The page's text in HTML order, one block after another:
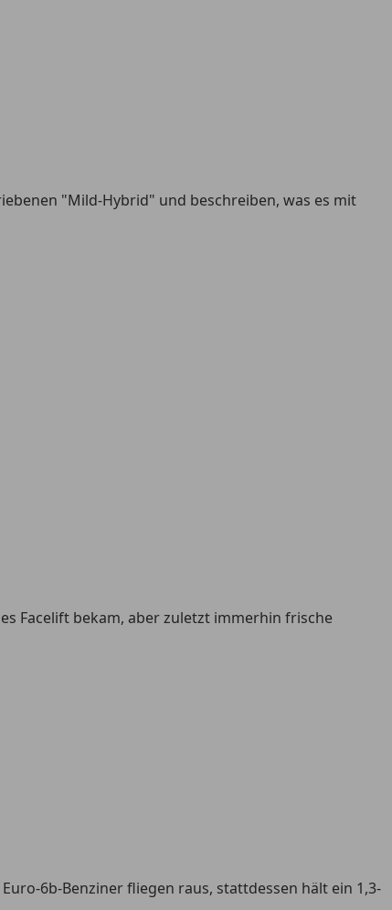
"Mild-Hybrid" und beschreiben, was es mit
Facelift bekam, aber zuletzt immerhin frische
6b-Benziner fliegen raus, stattdessen hält ein 1,3-